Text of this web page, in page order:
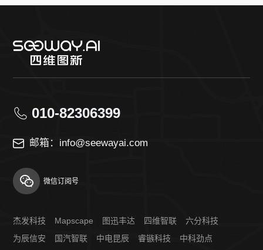
010-82306399
邮箱：info@seewayai.com
微信订阅号
杰发科技 Mapscape 图迅丰达 四维智联
六分科技
为辰信安
国汽智联 中电昆辰 睿镞科技
中科劲点